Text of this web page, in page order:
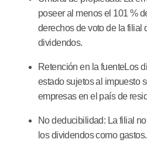
poseer al menos el 101 %
derechos de voto de la filial
dividendos.
Retención en la fuenteLos
estado sujetos al impuesto
empresas en el país de
No deducibilidad: La filial
los dividendos como gastos.